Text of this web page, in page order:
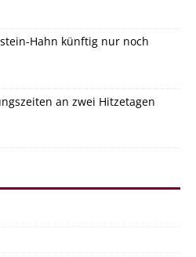
Hahn künftig nur noch
an zwei Hitzetagen